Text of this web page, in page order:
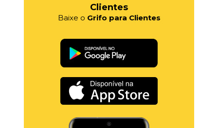
Clientes
Baixe o Grifo para Clientes